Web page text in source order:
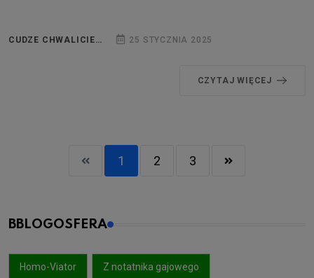
CUDZE CHWALICIE… 25 STYCZNIA 2025
CZYTAJ WIĘCEJ
1 2 3
BBLOGOSFERA
Homo-Viator Z notatnika gajowego